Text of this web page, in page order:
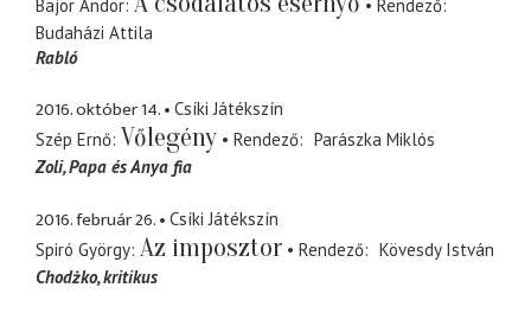
Bajor Andor
Rendező
Budaházi Attila
Rabló
2016. október 14.
Csíki Játékszín
Szép Ernő Vőlegény Rendező
Parászka Miklós
Zoli Papa és Anya fia
2016. február 26.
Csíki Játékszín
Spiró György Az imposztor Rendező
Kövesdy István
Chodżko kritikus